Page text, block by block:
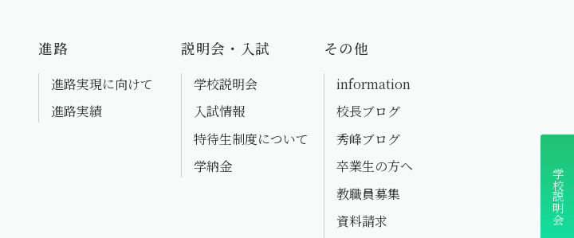
学校説明会
進路
進路実現に向けて
進路実績
説明会・入試
学校説明会
入試情報
特待生制度について
学納金
その他
information
校長ブログ
秀峰ブログ
卒業生の方へ
教職員募集
資料請求